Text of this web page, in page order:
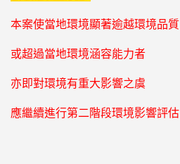
本案使當地環境顯著逾越環境品質
或超過當地環境涵容能力者
亦即對環境有重大影響之虞
應繼續進行第二階段環境影響評估